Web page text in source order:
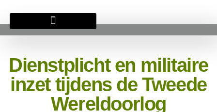
Dienstplicht en militaire
inzet tijdens de Tweede
Wereldoorlog